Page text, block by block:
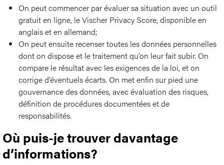
On peut commencer par évaluer sa situation avec un outil
gratuit en ligne, le Vischer Privacy Score, disponible en
anglais et en allemand;
On peut ensuite recenser toutes les données personnelles
dont on dispose et le traitement qu’on leur fait subir. On
compare le résultat avec les exigences de la loi, et on
corrige d’éventuels écarts. On met enfin sur pied une
gouvernance des données, avec évaluation des risques,
définition de procédures documentées et de
responsabilités.
Où puis-je trouver davantage
d’informations?